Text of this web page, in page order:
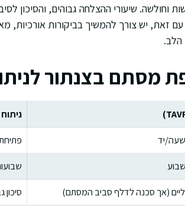
וחולשה. שיעורי ההצלחה גבוהים, והסיכון
עם זאת, יש צורך להמשיך בביקורות אורכיות,
הלב.
מסתם בצנתור
יד
(אך סכנה לדלף סביב המסתם)